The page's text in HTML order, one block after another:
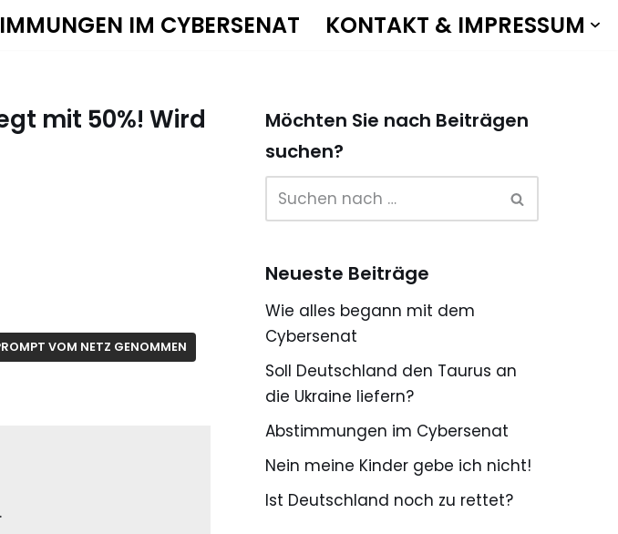
IM CYBERSENAT KONTAKT & IMPRESSUM
mit 50%! Wird
VOM NETZ GENOMMEN
Möchten Sie nach Beiträgen
suchen?
Neueste Beiträge
Wie alles begann mit dem
Cybersenat
Soll Deutschland den Taurus an
die Ukraine liefern?
Abstimmungen im Cybersenat
Nein meine Kinder gebe ich nicht!
Ist Deutschland noch zu rettet?